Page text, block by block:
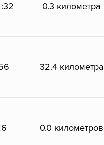
0.3 километра
32.4 километра
0.0 километров